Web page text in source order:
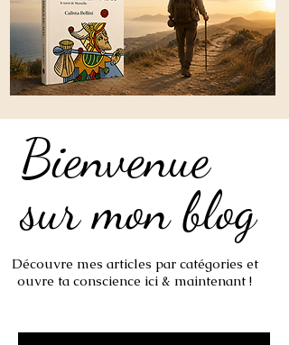
Bienvenue
sur mon blog
Bienvenue
sur mon blog
Découvre mes articles par catégories et
ouvre ta conscience ici & maintenant !